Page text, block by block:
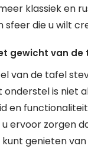
klassiek en
die u wilt
gewicht van de
van de tafel
is niet
en
ervoor zorgen
genieten